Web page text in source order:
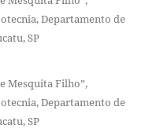
Departamento de
SP
Mesquita Filho”,
Departamento de
SP